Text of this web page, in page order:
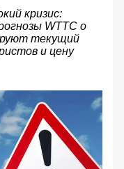
кризис:
WTTC о
текущий
и цену